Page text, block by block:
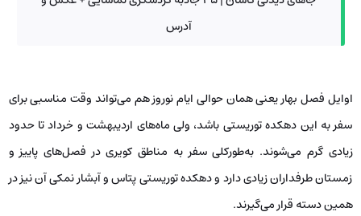
آدرس
اوایل فصل بهار یعنی همان حوالی ایام نوروز هم می‌تواند وقت مناسبی برای
سفر به این دهکده توریستی باشد، ولی ماه‌های اردیبهشت و خرداد تا حدود
زیادی گرم می‌شوند. به‌طورکلی سفر به مناطق کویری در فصل‌های پاییز و
زمستان طرفداران زیادی دارد و دهکده توریستی پتاس و آبشار نمکی آن نیز در
همین دسته قرار می‌گیرند.